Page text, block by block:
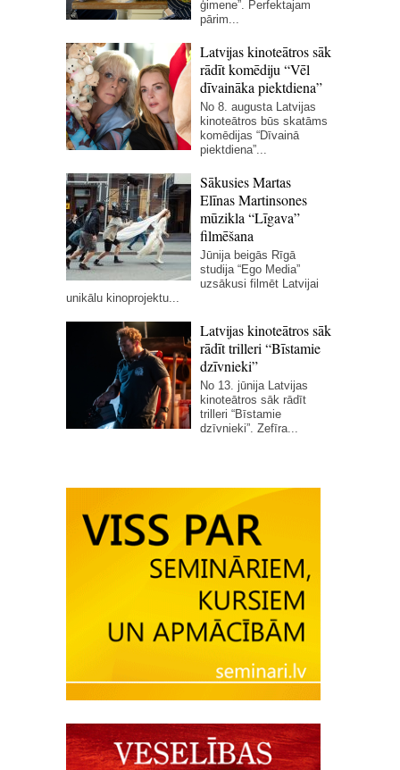
ģimene”. Perfektajam
pārim...
Latvijas kinoteātros sāk
rādīt komēdiju “Vēl
dīvaināka piektdiena”
No 8. augusta Latvijas
kinoteātros būs skatāms
komēdijas “Dīvainā
piektdiena”...
Sākusies Martas
Elīnas Martinsones
mūzikla “Līgava”
filmēšana
Jūnija beigās Rīgā
studija “Ego Media”
uzsākusi filmēt Latvijai
unikālu kinoprojektu...
Latvijas kinoteātros sāk
rādīt trilleri “Bīstamie
dzīvnieki”
No 13. jūnija Latvijas
kinoteātros sāk rādīt
trilleri “Bīstamie
dzīvnieki”. Zefīra...